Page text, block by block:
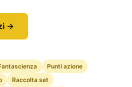
→
Punti azione
Raccolta set